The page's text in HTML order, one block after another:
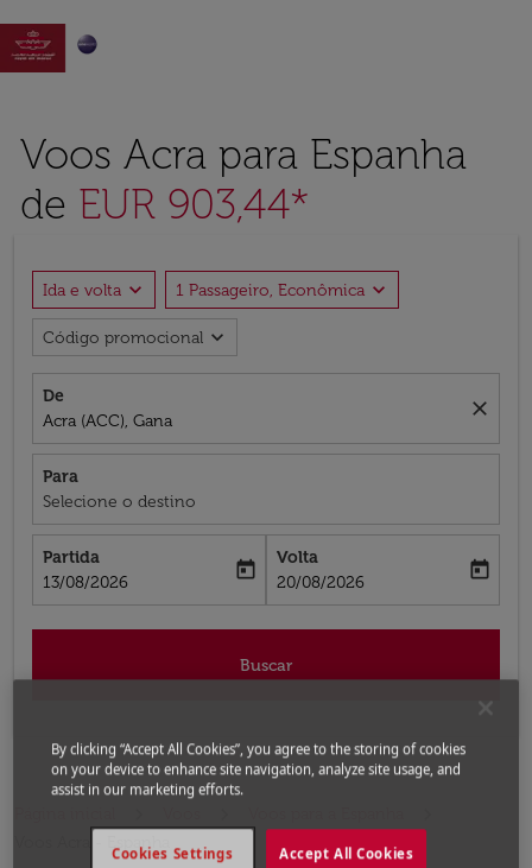

Voos Acra para Espanha
de EUR 903,44*
Ida e volta expand_more 1 Passageiro, Econômica expand_more
Código promocional expand_more
De
Acra (ACC), Gana
close
Para
Selecione o destino
Partida
fc-booking-departure-date-aria-label
13/08/2026
today
Volta
fc-booking-return-date-aria-label
20/08/2026
today
Buscar
Voos Acra - Espanha
By clicking “Accept All Cookies”, you agree to the storing of cookies
on your device to enhance site navigation, analyze site usage, and
assist in our marketing efforts.
Accept All Cookies
Cookies Settings